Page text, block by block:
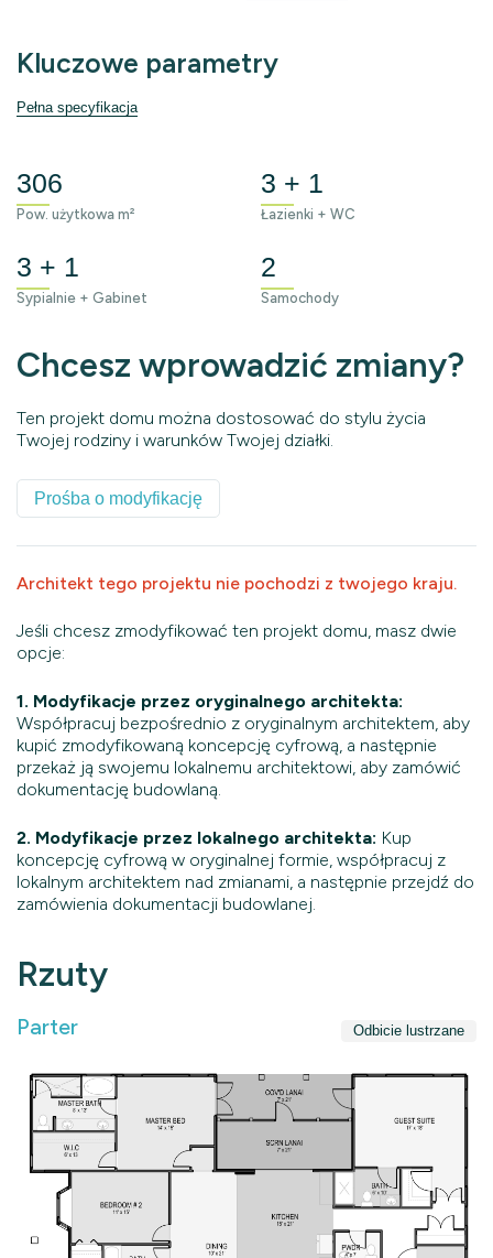
Kluczowe parametry
Pełna specyfikacja
306
Pow. użytkowa m²
3 + 1
Łazienki + WC
3 + 1
Sypialnie + Gabinet
2
Samochody
Chcesz wprowadzić zmiany?
Ten projekt domu można dostosować do stylu życia
Twojej rodziny i warunków Twojej działki.
Prośba o modyfikację
Architekt tego projektu nie pochodzi z twojego kraju.
Jeśli chcesz zmodyfikować ten projekt domu, masz dwie
opcje:
1. Modyfikacje przez oryginalnego architekta:
Współpracuj bezpośrednio z oryginalnym architektem, aby
kupić zmodyfikowaną koncepcję cyfrową, a następnie
przekaż ją swojemu lokalnemu architektowi, aby zamówić
dokumentację budowlaną.
2. Modyfikacje przez lokalnego architekta: Kup
koncepcję cyfrową w oryginalnej formie, współpracuj z
lokalnym architektem nad zmianami, a następnie przejdź do
zamówienia dokumentacji budowlanej.
Rzuty
Parter Odbicie lustrzane